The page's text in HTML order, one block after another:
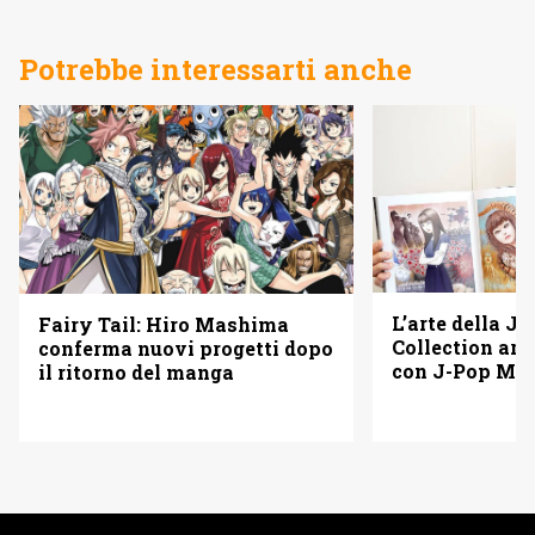
Potrebbe interessarti anche
Fairy Tail: Hiro Mashima
conferma nuovi progetti dopo
il ritorno del manga
L’arte della
Collection
con J-Pop